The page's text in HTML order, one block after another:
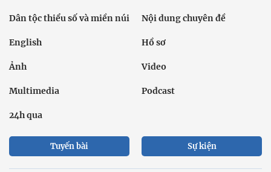
Dân tộc thiểu số và miền núi Nội dung chuyên đề
English Hồ sơ
Ảnh Video
Multimedia Podcast
24h qua
Tuyến bài Sự kiện